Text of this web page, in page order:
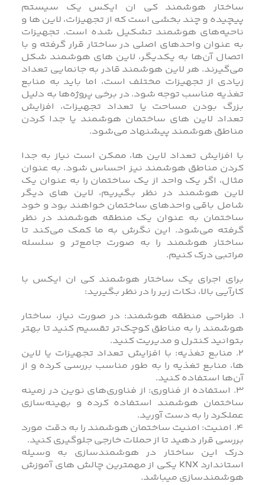
ساختار هوشمند کی ان ایکس یک سیستم
پیچیده و چند بخشی است که از تجهیزات، لاین ها و
ناحیه‌های هوشمند تشکیل شده است. تجهیزات
به عنوان واحدهای اصلی در ساختار قرار گرفته و با
اتصال آن‌ها به یکدیگر، لاین های هوشمند شکل
می‌گیرند. هر لاین هوشمند قادر به جانمایی تعداد
زیادی از تجهیزات مختلف است، اما باید به منابع
تغذیه مناسب توجه شود. در برخی پروژه‌ها به دلیل
بزرگ بودن مساحت یا تعداد تجهیزات، افزایش
تعداد لاین های ساختمان هوشمند یا جدا کردن
مناطق هوشمند پیشنهاد می‌شود.
با افزایش تعداد لاین ها، ممکن است نیاز به جدا
کردن مناطق هوشمند نیز احساس شود. به عنوان
مثال، اگر یک واحد از یک ساختمان را به عنوان یک
لاین هوشمند در نظر بگیریم، لاین های دیگر
شامل باقی واحدهای ساختمان خواهند بود و خود
ساختمان به عنوان یک منطقه هوشمند در نظر
گرفته می‌شود. این نگرش به ما کمک می‌کند تا
ساختار هوشمند را به صورت جامع‌تر و سلسله
مراتبی درک کنیم.
برای اجرای یک ساختار هوشمند کی ان ایکس با
کارآیی بالا، نکات زیر را در نظر بگیرید:
1. طراحی منطقه هوشمند: در صورت نیاز، ساختار
هوشمند را به مناطق کوچک‌تر تقسیم کنید تا بهتر
بتوانید کنترل و مدیریت کنید.
2. منابع تغذیه: با افزایش تعداد تجهیزات یا لاین
ها، منابع تغذیه را به طور مناسب بررسی کرده و از
آن‌ها استفاده کنید.
3. استفاده از فناوری: از فناوری‌های نوین در زمینه
ساختمان هوشمند استفاده کرده و بهینه‌سازی
عملکرد را به دست آورید.
4. امنیت: امنیت ساختمان هوشمند را به دقت مورد
بررسی قرار دهید تا از حملات خارجی جلوگیری کنید.
درک این ساختار در هوشمندسازی به وسیله
استاندارد KNX یکی از مهمترین چالش های آموزش
هوشمندسازی میباشد.